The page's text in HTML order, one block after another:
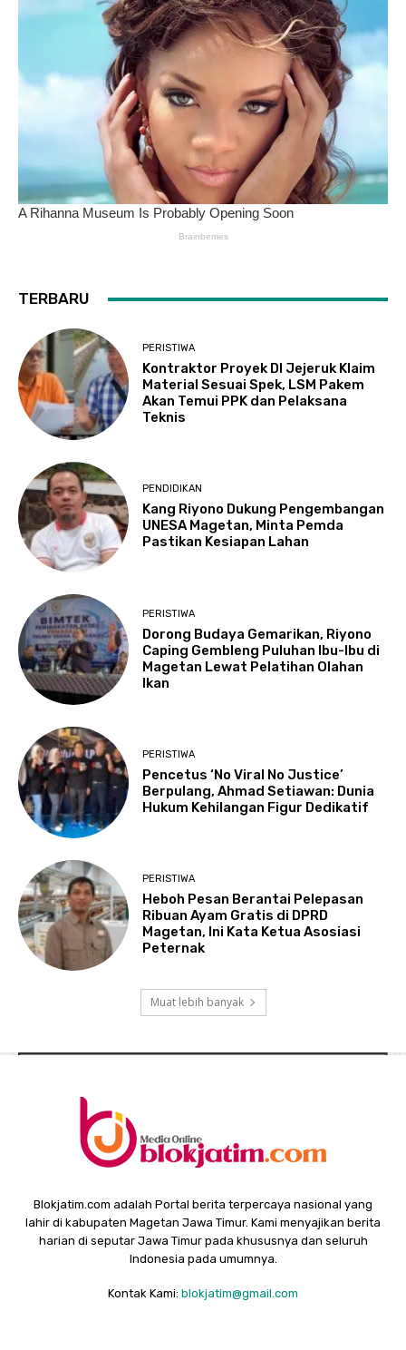
TERBARU
PERISTIWA
Kontraktor Proyek DI Jejeruk Klaim
Material Sesuai Spek, LSM Pakem
Akan Temui PPK dan Pelaksana
Teknis
PENDIDIKAN
Kang Riyono Dukung Pengembangan
UNESA Magetan, Minta Pemda
Pastikan Kesiapan Lahan
PERISTIWA
Dorong Budaya Gemarikan, Riyono
Caping Gembleng Puluhan Ibu-Ibu di
Magetan Lewat Pelatihan Olahan
Ikan
PERISTIWA
Pencetus ‘No Viral No Justice’
Berpulang, Ahmad Setiawan: Dunia
Hukum Kehilangan Figur Dedikatif
PERISTIWA
Heboh Pesan Berantai Pelepasan
Ribuan Ayam Gratis di DPRD
Magetan, Ini Kata Ketua Asosiasi
Peternak
Muat lebih banyak
Blokjatim.com adalah Portal berita terpercaya nasional yang
lahir di kabupaten Magetan Jawa Timur. Kami menyajikan berita
harian di seputar Jawa Timur pada khususnya dan seluruh
Indonesia pada umumnya.
Kontak Kami: blokjatim@gmail.com